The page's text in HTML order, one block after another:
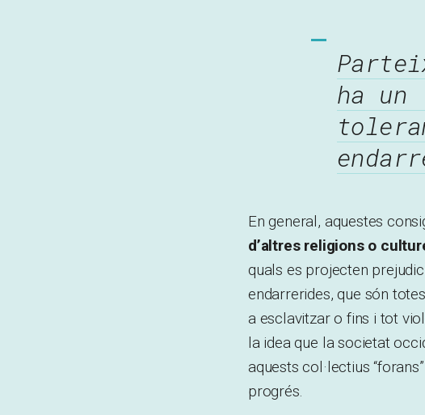
ha un
En general, aquestes
d’altres religions o
quals es projecten
endarrerides, que són
a esclavitzar o fins i tot
la idea que la societat
aquests col·lectius
progrés.